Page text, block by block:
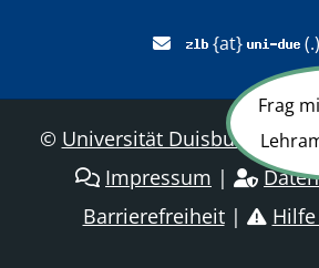
{at} (.)
© Universität Duisburg-Essen
Impressum |
Barrierefreiheit|
Frag